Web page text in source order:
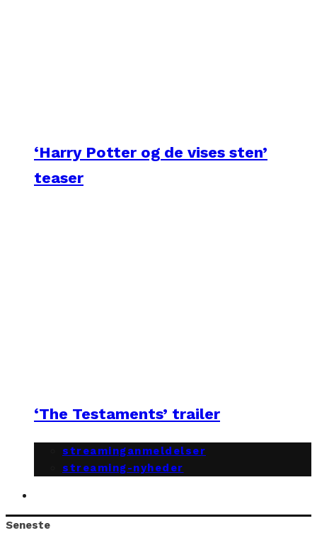
‘Harry Potter og de vises sten’
teaser
‘The Testaments’ trailer
streaminganmeldelser
streaming-nyheder
Seneste